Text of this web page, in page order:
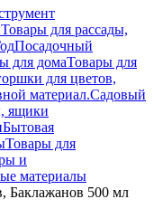
Товары для рассады,
Посадочный
для домаТовары для
для цветов,
материал.Садовый
ящики
Бытовая
Товары для
и
материалы
Баклажанов 500 мл